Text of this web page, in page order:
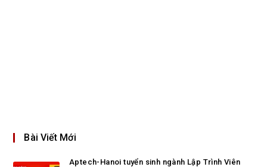
Bài Viết Mới
Aptech-Hanoi tuyển sinh ngành Lập Trình Viên